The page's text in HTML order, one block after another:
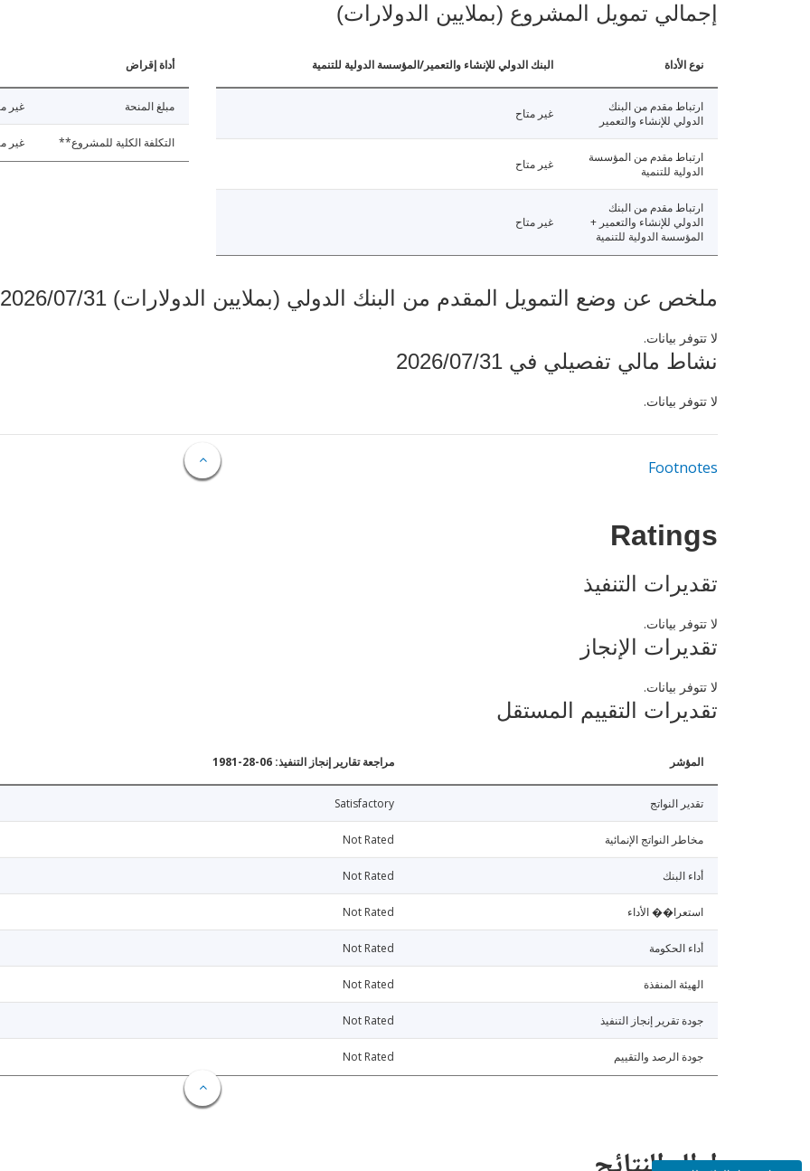
إجمالي تمويل المشروع (بملايين الدولارات)
نوع الأداة البنك الدولي للإنشاء والتعمير/المؤسسة الدولية للتنمية
ارتباط مقدم من البنك
الدولي للإنشاء والتعمير
غير متاح
ارتباط مقدم من المؤسسة
الدولية للتنمية
غير متاح
ارتباط مقدم من البنك
الدولي للإنشاء والتعمير +
المؤسسة الدولية للتنمية
غير متاح
أداة إقراض
مبلغ المنحة غير
التكلفة الكلية للمشروع** غير
ملخص عن وضع التمويل المقدم من البنك الدولي (بملايين الدولارات) 2026/07/31
لا تتوفر بيانات.
نشاط مالي تفصيلي في 2026/07/31
لا تتوفر بيانات.
Footnotes
Ratings
تقديرات التنفيذ
لا تتوفر بيانات.
تقديرات الإنجاز
لا تتوفر بيانات.
تقديرات التقييم المستقل
المؤشر مراجعة تقارير إنجاز التنفيذ: 06-28-1981
تقدير النواتج Satisfactory
مخاطر النواتج الإنمائية Not Rated
أداء البنك Not Rated
استعرا�� الأداء Not Rated
أداء الحكومة Not Rated
الهيئة المنفذة Not Rated
جودة تقرير إنجاز التنفيذ Not Rated
جودة الرصد والتقييم Not Rated